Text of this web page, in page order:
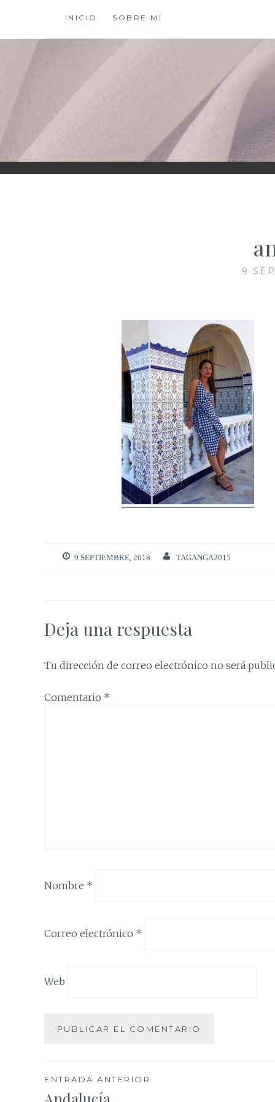
contenido
INICIO SOBRE MÍ
XIOMY LAMADRID
9
9 SEPTIEMBRE, 2018 TAGANGA2015
Deja una respuesta
Tu dirección de correo electrónico no será
Comentario *
Nombre *
Correo electrónico *
Web
Navegación
ENTRADA ANTERIOR